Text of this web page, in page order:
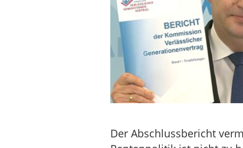
Der Abschlussbericht